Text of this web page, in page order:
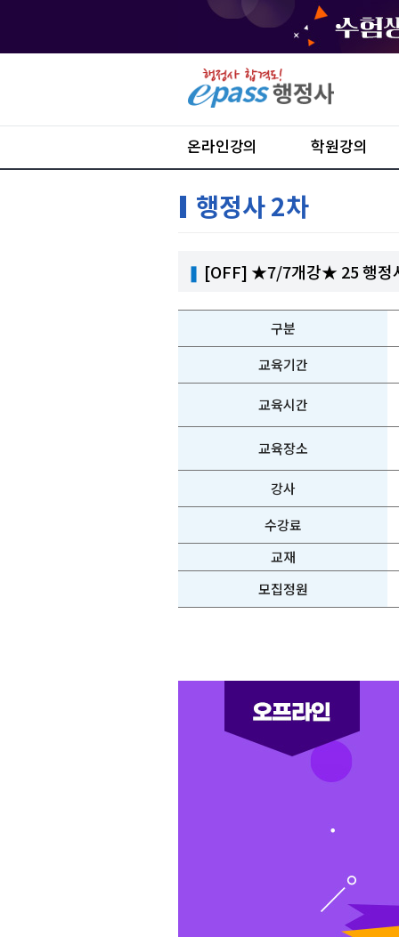
온라인강의 학원강의
행정사 2차
❚ [OFF] ★7/7개강★ 25 행정
구분
교육기간
교육시간
교육장소
강사
수강료
교재
모집정원